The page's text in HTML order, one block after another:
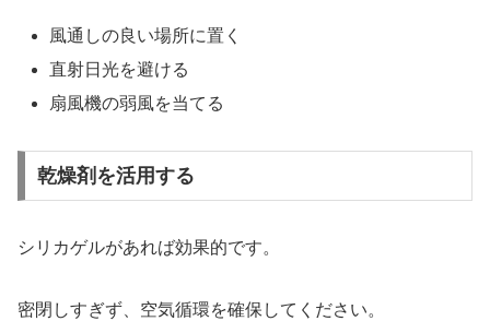
風通しの良い場所に置く
直射日光を避ける
扇風機の弱風を当てる
乾燥剤を活用する
シリカゲルがあれば効果的です。
密閉しすぎず、空気循環を確保してください。